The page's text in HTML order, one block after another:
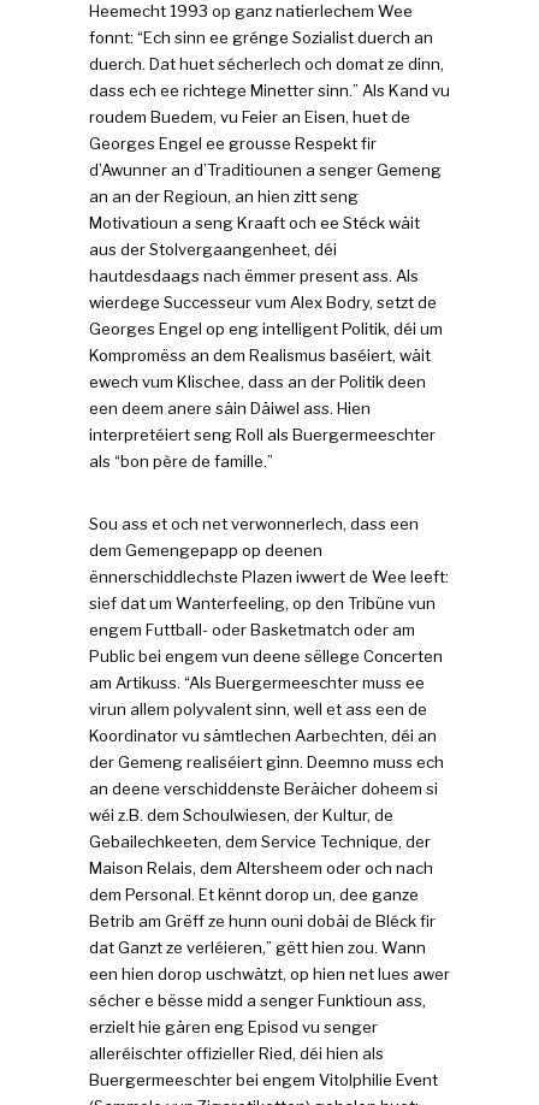
Heemecht 1993 op ganz natierlechem Wee
fonnt: “Ech sinn ee grénge Sozialist duerch an
duerch. Dat huet sécherlech och domat ze dinn,
dass ech ee richtege Minetter sinn.” Als Kand vu
roudem Buedem, vu Feier an Eisen, huet de
Georges Engel ee grousse Respekt fir
d’Awunner an d’Traditiounen a senger Gemeng
an an der Regioun, an hien zitt seng
Motivatioun a seng Kraaft och ee Stéck wäit
aus der Stolvergaangenheet, déi
hautdesdaags nach ëmmer present ass. Als
wierdege Successeur vum Alex Bodry, setzt de
Georges Engel op eng intelligent Politik, déi um
Kompromëss an dem Realismus baséiert, wäit
ewech vum Klischee, dass an der Politik deen
een deem anere säin Däiwel ass. Hien
interpretéiert seng Roll als Buergermeeschter
als “bon père de famille.”
Sou ass et och net verwonnerlech, dass een
dem Gemengepapp op deenen
ënnerschiddlechste Plazen iwwert de Wee leeft:
sief dat um Wanterfeeling, op den Tribüne vun
engem Futtball- oder Basketmatch oder am
Public bei engem vun deene sëllege Concerten
am Artikuss. “Als Buergermeeschter muss ee
virun allem polyvalent sinn, well et ass een de
Koordinator vu sämtlechen Aarbechten, déi an
der Gemeng realiséiert ginn. Deemno muss ech
an deene verschiddenste Beräicher doheem si
wéi z.B. dem Schoulwiesen, der Kultur, de
Gebailechkeeten, dem Service Technique, der
Maison Relais, dem Altersheem oder och nach
dem Personal. Et kënnt dorop un, dee ganze
Betrib am Grëff ze hunn ouni dobäi de Bléck fir
dat Ganzt ze verléieren,” gëtt hien zou. Wann
een hien dorop uschwätzt, op hien net lues awer
sécher e bësse midd a senger Funktioun ass,
erzielt hie gären eng Episod vu senger
alleréischter offizieller Ried, déi hien als
Buergermeeschter bei engem Vitolphilie Event